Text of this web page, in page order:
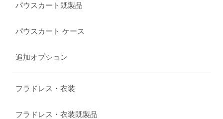
パウスカート既製品
パウスカート ケース
追加オプション
フラドレス・衣装
フラドレス・衣装既製品